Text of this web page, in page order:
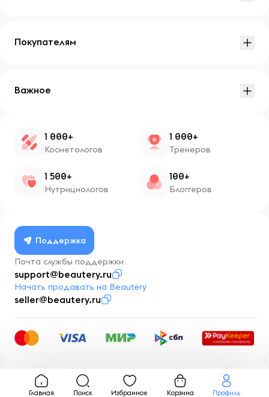
Покупателям
Важное
1 000+
Косметологов
1 000+
Тренеров
1 500+
Нутрициологов
100+
Блоггеров
Поддержка
Почта службы поддержки
support@beautery.ru
Начать продавать на Beautery
seller@beautery.ru
Разработка BusinessMentor.ru
Главная Поиск Избранное Корзина Профиль